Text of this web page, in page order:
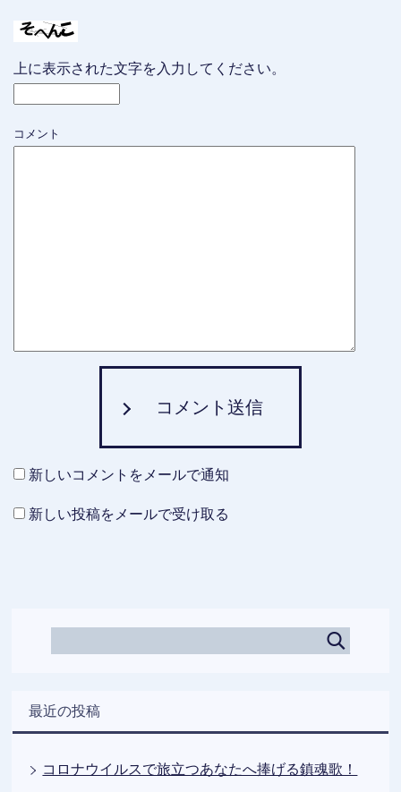
上に表示された文字を入力してください。
コメント
コメント送信
新しいコメントをメールで通知
新しい投稿をメールで受け取る
最近の投稿
コロナウイルスで旅立つあなたへ捧げる鎮魂歌！